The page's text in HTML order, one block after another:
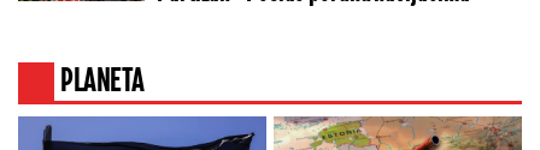
PLANETA